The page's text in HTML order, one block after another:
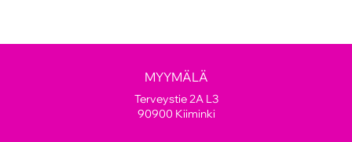
MYYMÄLÄ
Terveystie 2A L3
90900 Kiiminki